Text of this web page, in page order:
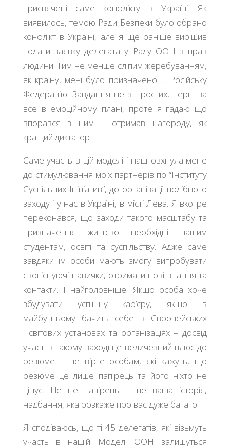
присвячені саме конфлікту в Україні. Як
виявилось, темою Ради Безпеки було обрано
конфлікт в Україні, але я ще раніше вирішив
подати заявку делегата у Раду ООН з прав
людини. Тим не менше сліпим жеребуванням,
як країну, мені було призначено … Російську
Федерацію. Завдання не з простих, перш за
все в емоційному плані, проте я гадаю що
впорався з ним – отримав нагороду, як
кращий диктатор.
Саме участь в цій моделі і наштовхнула мене
до стимулювання моїх партнерів по “Інституту
Суспільних Ініціатив”, до організації подібного
заходу і у нас в Україні, в місті Лева. Я вкотре
переконався, що заходи такого масштабу та
призначення життєво необхідні нашим
студентам, освіті та суспільству. Адже саме
завдяки їм особи мають змогу випробувати
свої існуючі навички, отримати нові знання та
контакти. І найголовніше. Якщо особа хоче
збудувати успішну кар’єру, якщо в
майбутньому бачить себе в Європейських
і світових установах та організаціях – досвід
участі в такому заході це величезний плюс до
резюме. І не вірте особам, які кажуть, що
резюме це лише папірець та його ніхто не
цінує. Це не папірець – це ваша історія,
надбання, яка розкаже про вас дуже багато.
Я сподіваюсь, що ті 45 делегатів, які візьмуть
участь в нашій Моделі ООН залишуться